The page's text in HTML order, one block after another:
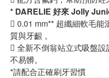
* DARELIE 好來 Jolly
 0.01 mm** 超纖細軟毛
質與牙齦 。
 全新不倒翁站立式吸盤
不易髒。
*請配合正確刷牙習慣